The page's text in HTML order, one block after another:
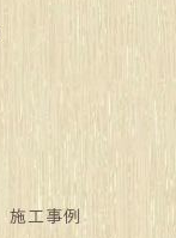
施工事例